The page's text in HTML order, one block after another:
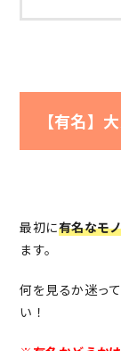
【有名】
最初に有名なモ
ます。
何を見るか迷っ
い！